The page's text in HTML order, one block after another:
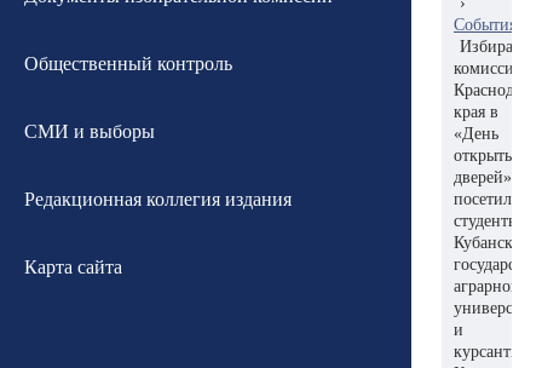
Общественный контроль
СМИ и выборы
Редакционная коллегия издания
Карта сайта
События
комиссию
края в
«День
открытых
дверей»
посетили
студенты
Кубанского
аграрного
и
курсанты